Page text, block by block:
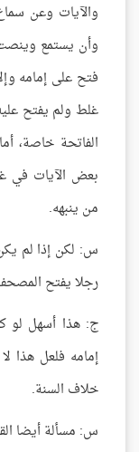
والآيات وعن
وأن يستمع
فتح على إمامه
غلط ولم يفتح
الفاتحة خاصة،
بعض الآيات في
من ينبهه.
س: لكن إذا لم
رجلا يفتح
ج: هذا أسهل لو
إمامه فلعل هذا
خلاف السنة.
س: مسألة أيضا